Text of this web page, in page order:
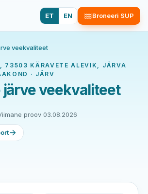
ET EN Broneeri SUP
veekvaliteet
73503 KÄRAVETE ALEVIK, JÄRVA
· JÄRV
järve veekvaliteet
proov 03.08.2026